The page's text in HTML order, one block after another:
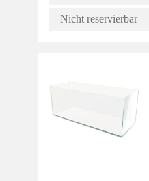
Nicht reservierbar